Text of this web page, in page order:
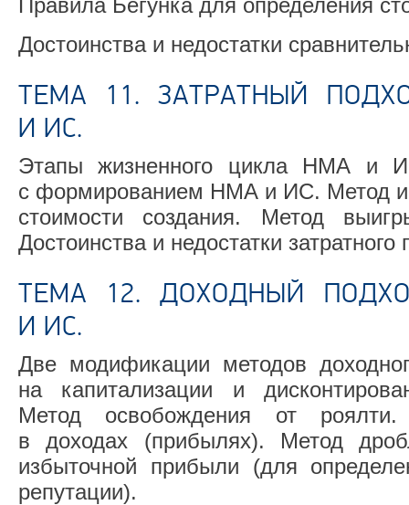
Правила Бегунка для определения
Достоинства и недостатки
ТЕМА 11. ЗАТРАТНЫЙ
И ИС.
Этапы жизненного цикла НМА и
с формированием НМА и ИС. Метод
стоимости создания. Метод
Достоинства и недостатки затратного
ТЕМА 12. ДОХОДНЫЙ
И ИС.
Две модификации методов
на капитализации и
Метод освобождения от
в доходах (прибылях). Метод
избыточной прибыли (для
репутации).